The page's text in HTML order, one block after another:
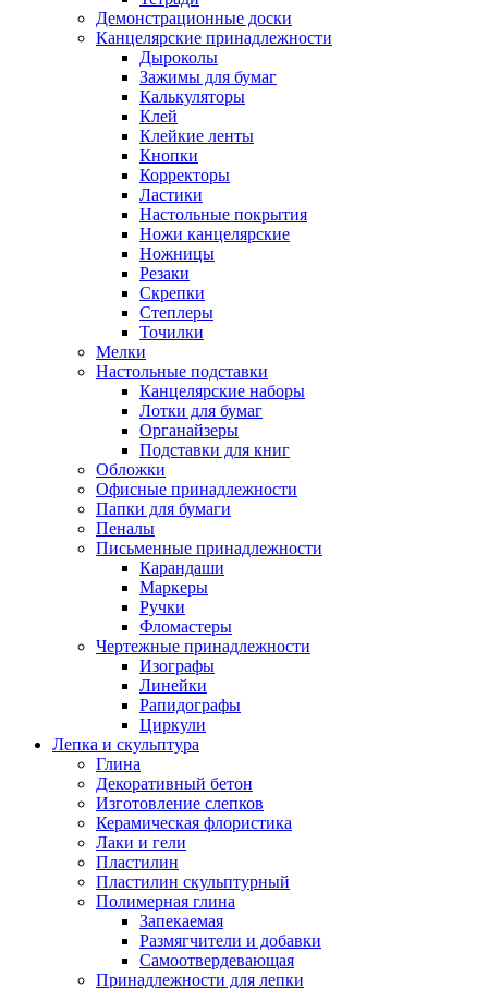
Демонстрационные доски
Канцелярские принадлежности
Дыроколы
Зажимы для бумаг
Калькуляторы
Клей
Клейкие ленты
Кнопки
Корректоры
Ластики
Настольные покрытия
Ножи канцелярские
Ножницы
Резаки
Скрепки
Степлеры
Точилки
Мелки
Настольные подставки
Канцелярские наборы
Лотки для бумаг
Органайзеры
Подставки для книг
Обложки
Офисные принадлежности
Папки для бумаги
Пеналы
Письменные принадлежности
Карандаши
Маркеры
Ручки
Фломастеры
Чертежные принадлежности
Изографы
Линейки
Рапидографы
Циркули
Лепка и скульптура
Глина
Декоративный бетон
Изготовление слепков
Керамическая флористика
Лаки и гели
Пластилин
Пластилин скульптурный
Полимерная глина
Запекаемая
Размягчители и добавки
Самоотвердевающая
Принадлежности для лепки